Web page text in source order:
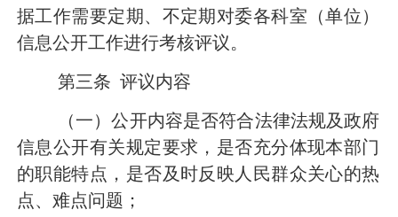
据工作需要定期、不定期对委各科室（单位）
信息公开工作进行考核评议。
第三条 评议内容
（一）公开内容是否符合法律法规及政府
信息公开有关规定要求，是否充分体现本部门
的职能特点，是否及时反映人民群众关心的热
点、难点问题；